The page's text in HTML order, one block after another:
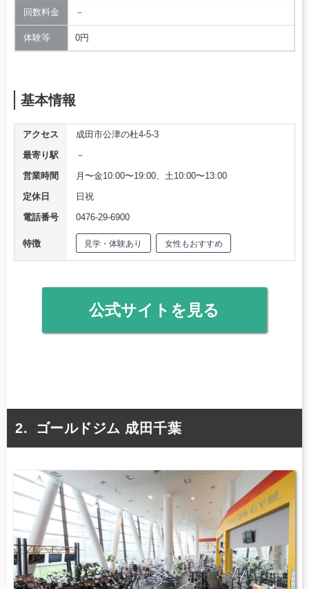
回数料金 －
体験等 0円
基本情報
アクセス
成田市公津の杜4-5-3
最寄り駅
－
営業時間
月〜金10:00〜19:00、土10:00〜13:00
定休日
日祝
電話番号
0476-29-6900
特徴 見学・体験あり 女性もおすすめ
公式サイトを見る
ゴールドジム 成田千葉